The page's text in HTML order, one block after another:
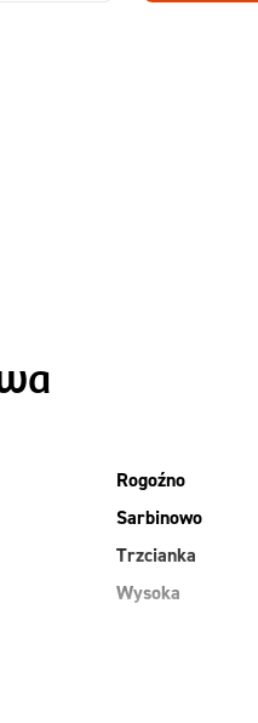
Rogoźno
Sarbinowo
Trzcianka
Wysoka